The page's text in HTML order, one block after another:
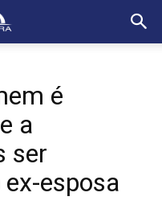
é
a
ser
esposa